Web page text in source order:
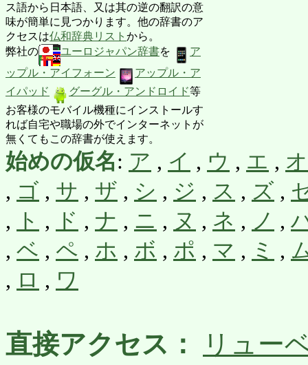
ス語から日本語、又は其の逆の翻訳の意
味が簡単に見つかります。他の辞書のア
クセスは仏和辞典リスト から。
弊社の
ユーロジャパン辞書を
ア
ップル・アイフォーン
アップル・ア
イパッド
グーグル・アンドロイド等
お客様のモバイル機種にインストールす
れば自宅や職場の外でインターネットが
無くてもこの辞書が使えます。
始めの仮名: ア , イ , ウ , エ , オ
, ゴ , サ , ザ , シ , ジ , ス , ズ ,
,
ト , ド , ナ , ニ , ヌ , ネ , ノ ,
, ベ , ペ , ホ , ボ , ポ , マ , ミ ,
, ロ , ワ
直接アクセス：
リュー